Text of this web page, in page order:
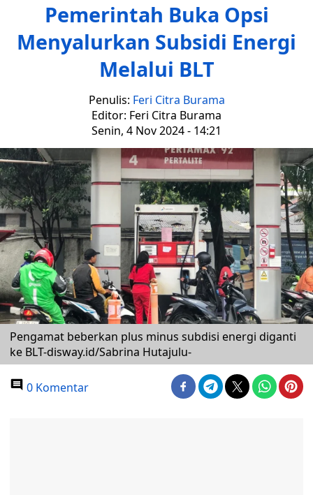
Pemerintah Buka Opsi
Menyalurkan Subsidi Energi
Melalui BLT
Penulis: Feri Citra Burama
Editor: Feri Citra Burama
Senin, 4 Nov 2024 - 14:21
Pengamat beberkan plus minus subdisi energi diganti
ke BLT-disway.id/Sabrina Hutajulu-
0 Komentar